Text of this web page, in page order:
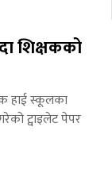
शिक्षकको
हाई स्कूलका
ट्वाइलेट पेपर